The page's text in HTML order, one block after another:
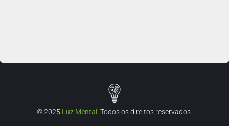
© 2025 Luz Mental . Todos os direitos reservados.